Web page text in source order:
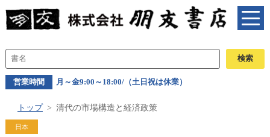
営業時間 月～金9:00～18:00/（土日祝は休業）
トップ 清代の市場構造と経済政策
日本